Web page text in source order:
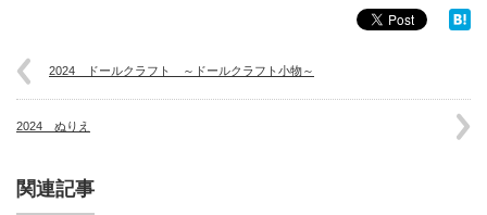
2024 ドールクラフト ～ドールクラフト小物～
2024 ぬりえ
関連記事